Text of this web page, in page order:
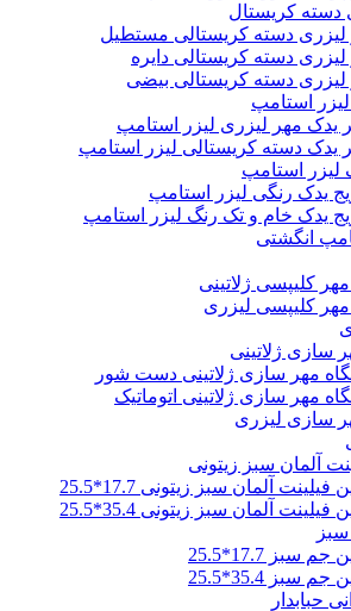
دسته کریستال
لیزری دسته کریستالی مستطیل
دسته کریستالی دایره
لیزری دسته کریستالی بیضی
استامپ
یدک مهر لیزری لیزر استامپ
یدک دسته کریستالی لیزر استامپ
لیزر استامپ
یدک رنگی لیزر استامپ
یدک خام و تک رنگ لیزر استامپ
انگشتی
مهر کلیپسی ژلاتینی
مهر کلیپسی لیزری
سازی ژلاتینی
مهر سازی ژلاتینی دست شور
مهر سازی ژلاتینی اتوماتیک
سازی لیزری
آلمان سبز زیتونی
فیلینت آلمان سبز زیتونی 17.7*25.5
فیلینت آلمان سبز زیتونی 35.4*25.5
جم سبز 17.7*25.5
جم سبز 35.4*25.5
حبابدار